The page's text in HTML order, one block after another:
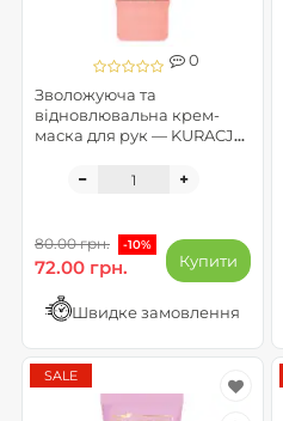
0
Зволожуюча та
відновлювальна крем-
маска для рук — KURACJA
80.00 грн. -10%
72.00 грн. Купити
Швидке замовлення
SALE